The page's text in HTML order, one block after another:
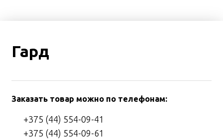
Гард
Заказать товар можно по телефонам:
+375 (44) 554-09-41
+375 (44) 554-09-61